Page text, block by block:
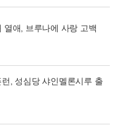
열애, 브루나에 사랑 고백
, 성심당 샤인멜론시루 출